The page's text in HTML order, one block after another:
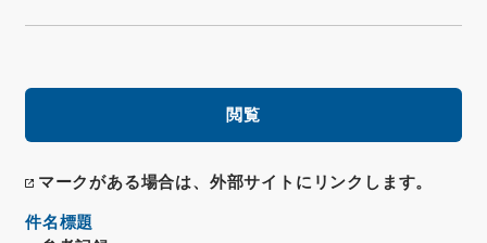
閲覧
マークがある場合は、外部サイトにリンクします。
件名標題